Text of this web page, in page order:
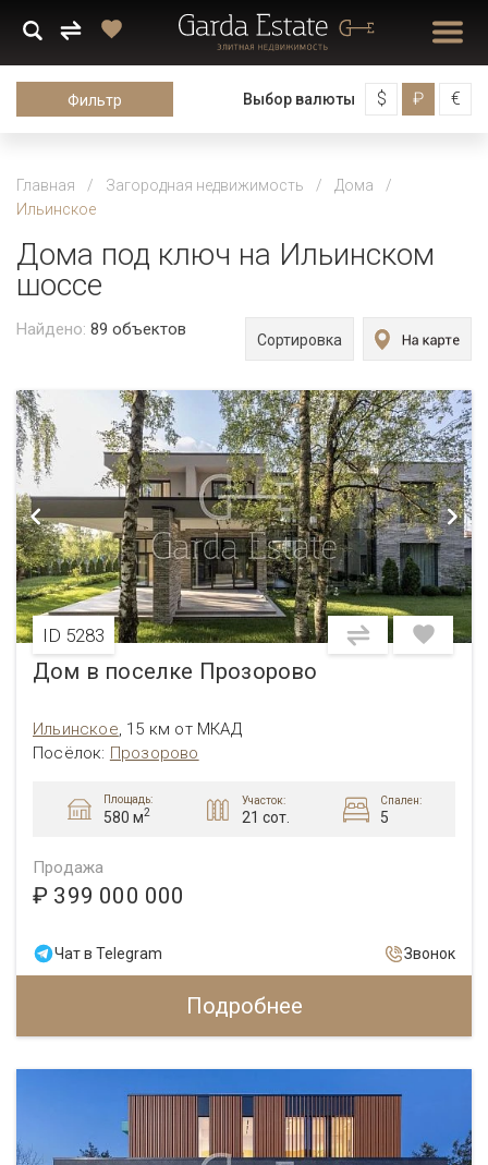
Фильтр Выбор валюты $ ₽ €
Главная Загородная недвижимость
Дома
Ильинское
Дома под ключ на Ильинском
шоссе
Найдено: 89 объектов
Сортировка
ID 5283
Дом в поселке Прозорово
Ильинское, 15 км от МКАД
Посёлок: Прозорово
Площадь:
580 м2
Участок:
21 сот.
Спален:
5
Продажа
₽ 399 000 000
Чат в Telegram Звонок
Подробнее